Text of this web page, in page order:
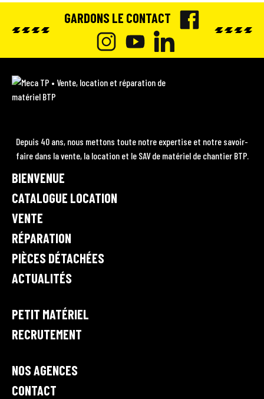
GARDONS LE CONTACT
A
O
O
I
N
A
G
A
Y
O
U
B
L
I
E
D
M
e
V
e
t
e
,
l
o
a
t
i
n
t
Depuis 40 ans, nous mettons toute notre expertise et notre savoir-
faire dans la vente, la location et le SAV de matériel de chantier BTP.
BIENVENUE
CATALOGUE LOCATION
VENTE
RÉPARATION
PIÈCES DÉTACHÉES
ACTUALITÉS
PETIT MATÉRIEL
RECRUTEMENT
NOS AGENCES
CONTACT